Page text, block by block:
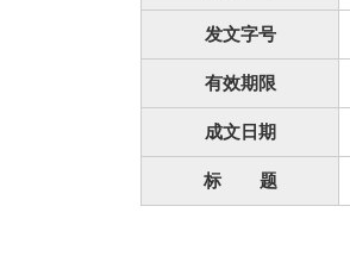
发文字号
有效期限
成文日期
标 题